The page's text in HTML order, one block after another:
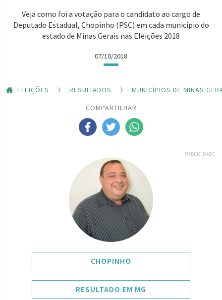
Veja como foi a votação para o candidato ao cargo de
Deputado Estadual, Chopinho (PSC) em cada município do
estado de Minas Gerais nas Eleições 2018
07/10/2018
ELEIÇÕES RESULTADOS
MUNICÍPIOS DE MINAS
COMPARTILHAR
PUBLICIDADE
CHOPINHO
RESULTADO EM MG